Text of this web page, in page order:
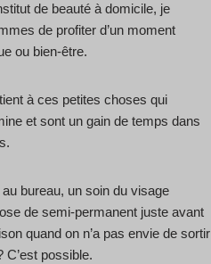
de beauté à domicile, je
de profiter d’un moment
ou bien-être.
à ces petites choses qui
et sont un gain de temps dans
bureau, un soin du visage
de semi-permanent juste avant
quand on n’a pas envie de sortir
C’est possible.